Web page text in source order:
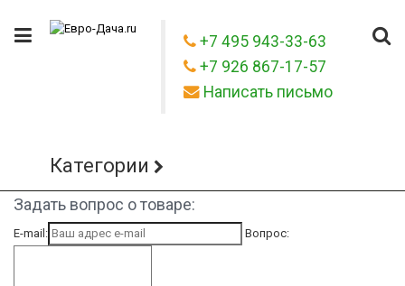
+7 495 943-33-63
+7 926 867-17-57
Написать письмо
Категории
Задать вопрос о товаре:
E-mail: Вопрос: